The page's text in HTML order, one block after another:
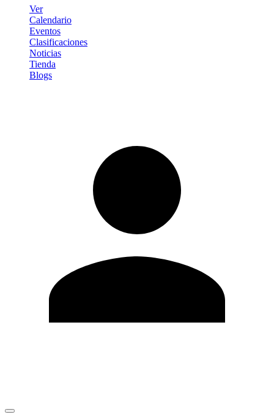
Ver
Calendario
Eventos
Clasificaciones
Noticias
Tienda
Blogs